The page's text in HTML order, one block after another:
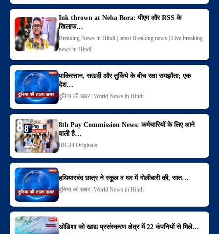
Ink thrown at Neha Bora: पीएम और RSS के
खिलाफ…
Breaking News in Hindi | latest Breaking news | Live breaking
news in Hindi
पाकिस्तान, सऊदी और तुर्किये के बीच रक्षा समझौता; एक
देश…
दुनिया की खबर | World News in Hindi
8th Pay Commission News: कर्मचारियों के लिए आने
वाली है…
IBC24 Originals
हथियारबंद छात्र ने स्कूल व घर में गोलीबारी की, सात…
दुनिया की खबर | World News in Hindi
ओडिशा को खाद्य प्रसंस्करण क्षेत्र में 22 कंपनियों से मिले…